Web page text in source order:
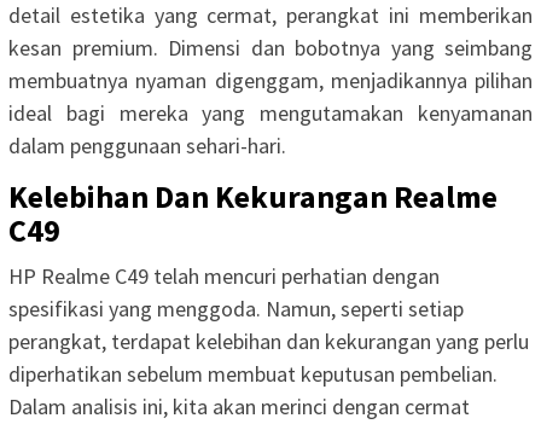
detail estetika yang cermat, perangkat ini memberikan
kesan premium. Dimensi dan bobotnya yang seimbang
membuatnya nyaman digenggam, menjadikannya pilihan
ideal bagi mereka yang mengutamakan kenyamanan
dalam penggunaan sehari-hari.
Kelebihan Dan Kekurangan Realme
C49
HP Realme C49 telah mencuri perhatian dengan
spesifikasi yang menggoda. Namun, seperti setiap
perangkat, terdapat kelebihan dan kekurangan yang perlu
diperhatikan sebelum membuat keputusan pembelian.
Dalam analisis ini, kita akan merinci dengan cermat